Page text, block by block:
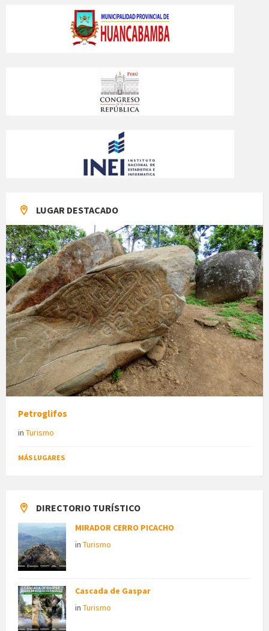
LUGAR DESTACADO
Petroglifos
in Turismo
MÁS LUGARES
DIRECTORIO TURÍSTICO
MIRADOR CERRO PICACHO
in Turismo
Cascada de Gaspar
in Turismo